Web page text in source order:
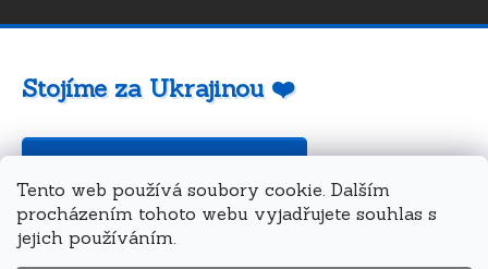
Tento web používá soubory cookie. Dalším
procházením tohoto webu vyjadřujete souhlas s
jejich používáním.
Stojíme za Ukrajinou ❤️